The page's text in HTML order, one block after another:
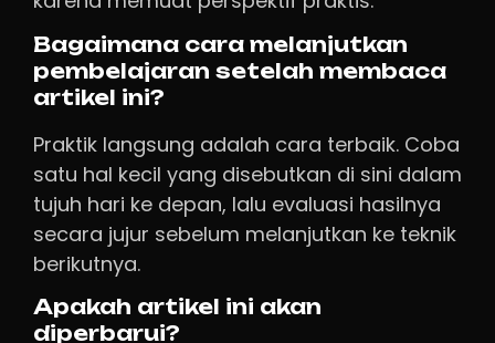
Bagaimana cara melanjutkan
pembelajaran setelah membaca
artikel ini?
Praktik langsung adalah cara terbaik. Coba
satu hal kecil yang disebutkan di sini dalam
tujuh hari ke depan, lalu evaluasi hasilnya
secara jujur sebelum melanjutkan ke teknik
berikutnya.
Apakah artikel ini akan
diperbarui?